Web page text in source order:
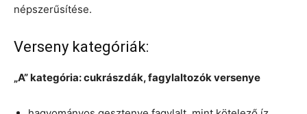
népszerűsítése.
Verseny kategóriák:
„A” kategória: cukrászdák, fagylaltozók versenye